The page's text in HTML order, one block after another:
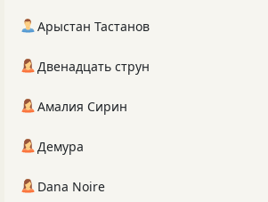
Арыстан Тастанов
Двенадцать струн
Амалия Сирин
Демура
Dana Noire